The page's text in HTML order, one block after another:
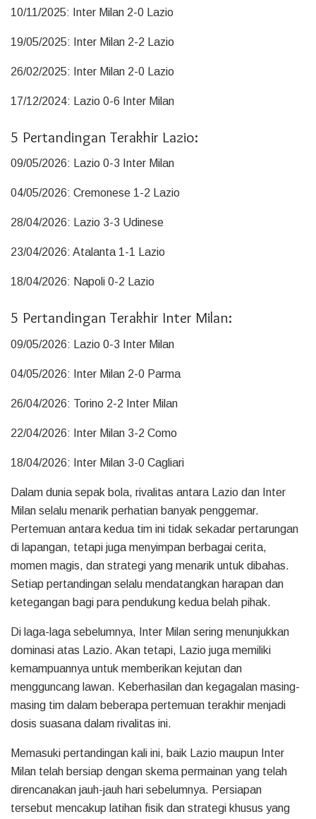
10/11/2025: Inter Milan 2-0 Lazio
19/05/2025: Inter Milan 2-2 Lazio
26/02/2025: Inter Milan 2-0 Lazio
17/12/2024: Lazio 0-6 Inter Milan
5 Pertandingan Terakhir Lazio:
09/05/2026: Lazio 0-3 Inter Milan
04/05/2026: Cremonese 1-2 Lazio
28/04/2026: Lazio 3-3 Udinese
23/04/2026: Atalanta 1-1 Lazio
18/04/2026: Napoli 0-2 Lazio
5 Pertandingan Terakhir Inter Milan:
09/05/2026: Lazio 0-3 Inter Milan
04/05/2026: Inter Milan 2-0 Parma
26/04/2026: Torino 2-2 Inter Milan
22/04/2026: Inter Milan 3-2 Como
18/04/2026: Inter Milan 3-0 Cagliari
Dalam dunia sepak bola, rivalitas antara Lazio dan Inter
Milan selalu menarik perhatian banyak penggemar.
Pertemuan antara kedua tim ini tidak sekadar pertarungan
di lapangan, tetapi juga menyimpan berbagai cerita,
momen magis, dan strategi yang menarik untuk dibahas.
Setiap pertandingan selalu mendatangkan harapan dan
ketegangan bagi para pendukung kedua belah pihak.
Di laga-laga sebelumnya, Inter Milan sering menunjukkan
dominasi atas Lazio. Akan tetapi, Lazio juga memiliki
kemampuannya untuk memberikan kejutan dan
mengguncang lawan. Keberhasilan dan kegagalan masing-
masing tim dalam beberapa pertemuan terakhir menjadi
dosis suasana dalam rivalitas ini.
Memasuki pertandingan kali ini, baik Lazio maupun Inter
Milan telah bersiap dengan skema permainan yang telah
direncanakan jauh-jauh hari sebelumnya. Persiapan
tersebut mencakup latihan fisik dan strategi khusus yang